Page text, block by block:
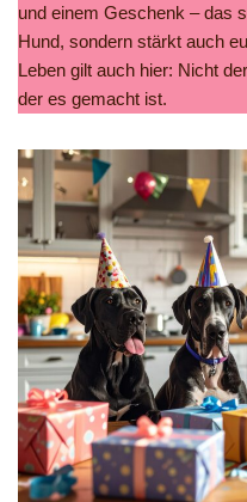
und einem Geschenk – das
Hund, sondern stärkt auch
Leben gilt auch hier: Nicht
der es gemacht ist.